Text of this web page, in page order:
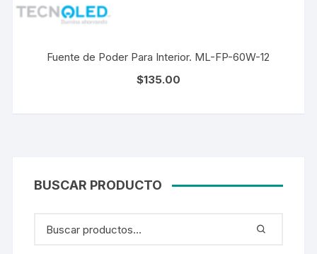
Fuente de Poder Para Interior. ML-FP-60W-12
$135.00
BUSCAR PRODUCTO